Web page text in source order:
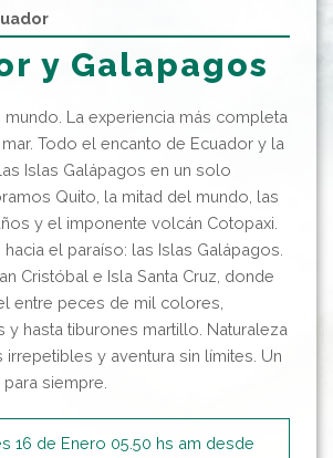
y Galapagos
La experiencia más completa
Todo el encanto de Ecuador y la
Islas Galápagos en un solo
Quito, la mitad del mundo, las
y el imponente volcán Cotopaxi.
el paraíso: las Islas Galápagos.
Cristóbal e Isla Santa Cruz, donde
entre peces de mil colores,
y hasta tiburones martillo. Naturaleza
irrepetibles y aventura sin límites. Un
siempre.
16 de Enero 05.50 hs am desde